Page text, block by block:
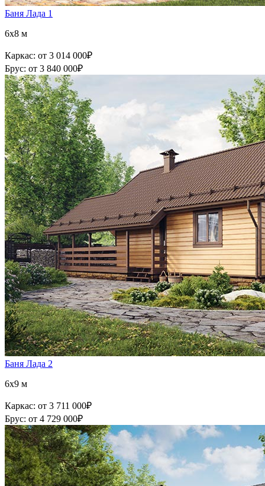
Баня Лада 1
6x8 м
Каркас: от 3 014 000₽
Брус: от 3 840 000₽
Баня Лада 2
6x9 м
Каркас: от 3 711 000₽
Брус: от 4 729 000₽